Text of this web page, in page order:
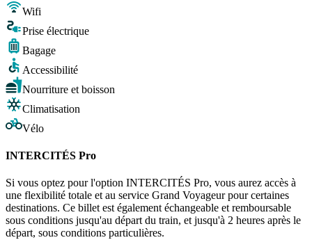
Wifi
Prise électrique
Bagage
Accessibilité
Nourriture et boisson
Climatisation
Vélo
INTERCITÉS Pro
Si vous optez pour l'option INTERCITÉS Pro, vous aurez accès à
une flexibilité totale et au service Grand Voyageur pour certaines
destinations. Ce billet est également échangeable et remboursable
sous conditions jusqu'au départ du train, et jusqu'à 2 heures après le
départ, sous conditions particulières.